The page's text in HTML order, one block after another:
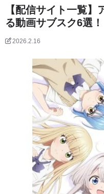
【配信サイト一覧
る動画サブスク6選！
2026.2.16